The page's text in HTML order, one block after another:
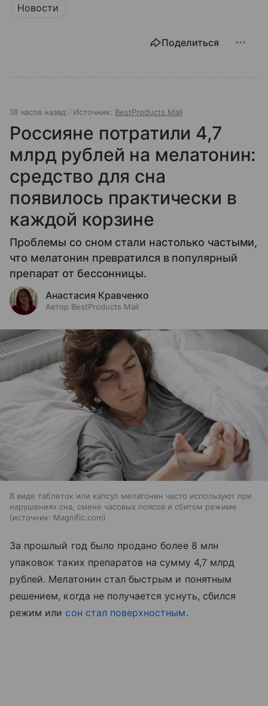
Новости
Поделиться
18 часов назад Источник: BestProducts Mail
Россияне потратили 4,7
млрд рублей на мелатонин:
средство для сна
появилось практически в
каждой корзине
Проблемы со сном стали настолько частыми,
что мелатонин превратился в популярный
препарат от бессонницы.
Анастасия Кравченко
Автор BestProducts Mail
В виде таблеток или капсул мелатонин часто используют при
нарушениях сна, смене часовых поясов и сбитом режиме
источник: Magnific.com
За прошлый год было продано более 8 млн
упаковок таких препаратов на сумму 4,7 млрд
рублей. Мелатонин стал быстрым и понятным
решением, когда не получается уснуть, сбился
режим или сон стал поверхностным.